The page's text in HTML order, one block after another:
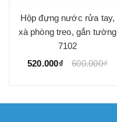
Hộp đựng nước rửa tay,
xà phòng treo, gắn tường
7102
520.000₫
600.000₫